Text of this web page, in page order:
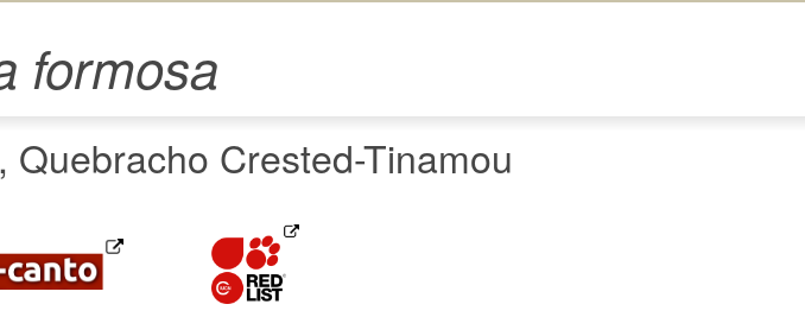
formosa
Crested-Tinamou